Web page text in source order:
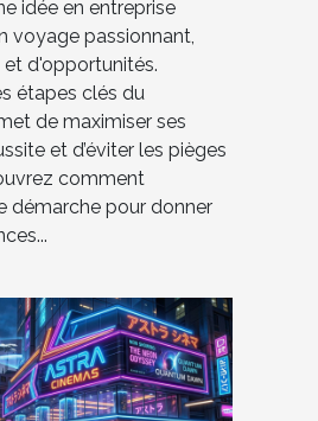
idée en entreprise
voyage passionnant,
d'opportunités.
étapes clés du
de maximiser ses
et d’éviter les pièges
comment
démarche pour donner